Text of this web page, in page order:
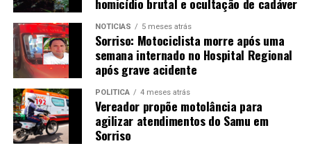
NOTÍCIAS 5 meses atrás
Sorriso: Motociclista morre após uma
semana internado no Hospital Regional
após grave acidente
POLÍTICA 4 meses atrás
Vereador propõe motolância para
agilizar atendimentos do Samu em
Sorriso